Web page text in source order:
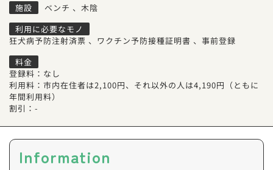
施設
ベンチ 、 木陰
利用に必要なモノ
狂犬病予防注射済票 、 ワクチン予防接種証明書 、 事前登録
料金
登録料：なし
利用料：市内在住者は2,100円、それ以外の人は4,190円（ともに
年間利用料）
割引：-
Information